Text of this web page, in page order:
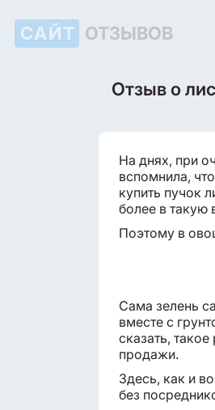
САЙТ ОТЗЫВОВ
Отзыв о
На днях, при
вспомнила,
купить пучок
более в такую
Поэтому в
Сама зелень
вместе с
сказать,
продажи.
Здесь, как и
без